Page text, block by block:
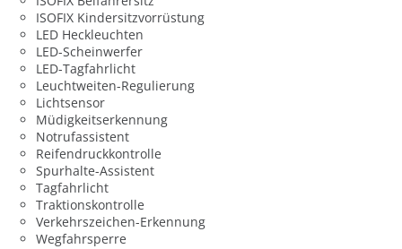
ISOFIX Kindersitzvorrüstung
LED Heckleuchten
LED-Scheinwerfer
LED-Tagfahrlicht
Leuchtweiten-Regulierung
Lichtsensor
Müdigkeitserkennung
Notrufassistent
Reifendruckkontrolle
Spurhalte-Assistent
Tagfahrlicht
Traktionskontrolle
Verkehrszeichen-Erkennung
Wegfahrsperre